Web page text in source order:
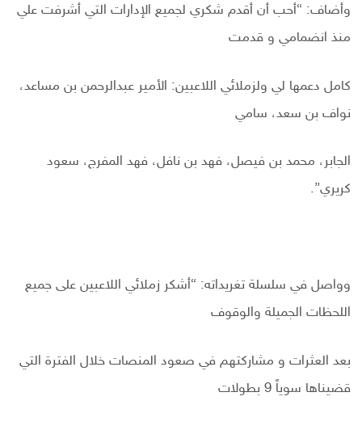
وأضاف: “أحب أن أقدم شكري لجميع الإدارات التي أشرفت علي
منذ انضمامي و قدمت
كامل دعمها لي ولزملائي اللاعبين: الأمير عبدالرحمن بن مساعد،
نواف بن سعد، سامي
الجابر، محمد بن فيصل، فهد بن نافل، فهد المفرج، سعود
كريري”.
وواصل في سلسلة تغريداته: “أشكر زملائي اللاعبين على جميع
اللحظات الجميلة والوقوف
بعد العثرات و مشاركتهم في صعود المنصات خلال الفترة التي
قضيناها سوياً 9 بطولات